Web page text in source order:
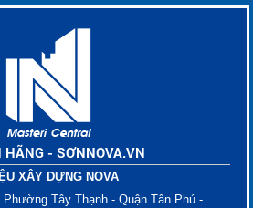
- SƠNNOVA.VN
XÂY DỰNG NOVA
Phường Tây Thạnh - Quận Tân Phú -